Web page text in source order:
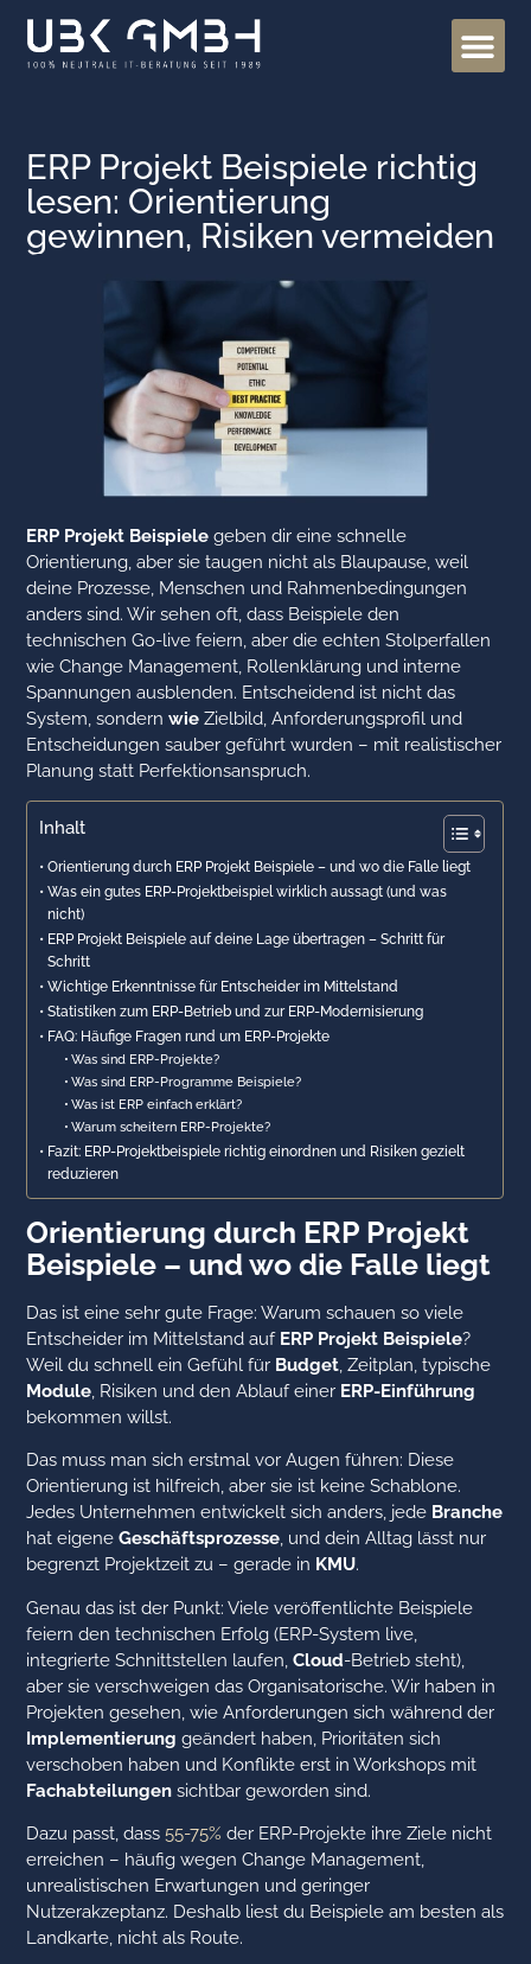
ERP Projekt Beispiele richtig
lesen: Orientierung
gewinnen, Risiken vermeiden
ERP Projekt Beispiele geben dir eine schnelle
Orientierung, aber sie taugen nicht als Blaupause, weil
deine Prozesse, Menschen und Rahmenbedingungen
anders sind. Wir sehen oft, dass Beispiele den
technischen Go-live feiern, aber die echten Stolperfallen
wie Change Management, Rollenklärung und interne
Spannungen ausblenden. Entscheidend ist nicht das
System, sondernwie Zielbild, Anforderungsprofil und
Entscheidungen sauber geführt wurden – mit realistischer
Planung statt Perfektionsanspruch.
Inhalt
Orientierung durch ERP Projekt Beispiele – und wo die Falle liegt
Was ein gutes ERP-Projektbeispiel wirklich aussagt (und was
nicht)
ERP Projekt Beispiele auf deine Lage übertragen – Schritt für
Schritt
Wichtige Erkenntnisse für Entscheider im Mittelstand
Statistiken zum ERP-Betrieb und zur ERP-Modernisierung
FAQ: Häufige Fragen rund um ERP-Projekte
Was sind ERP-Projekte?
Was sind ERP-Programme Beispiele?
Was ist ERP einfach erklärt?
Warum scheitern ERP-Projekte?
Fazit: ERP-Projektbeispiele richtig einordnen und Risiken gezielt
reduzieren
Orientierung durch ERP Projekt
Beispiele – und wo die Falle liegt
Das ist eine sehr gute Frage: Warum schauen so viele
Entscheider im Mittelstand auf ERP Projekt Beispiele?
Weil du schnell ein Gefühl für Budget, Zeitplan, typische
Module, Risiken und den Ablauf einer ERP-Einführung
bekommen willst.
Das muss man sich erstmal vor Augen führen: Diese
Orientierung ist hilfreich, aber sie ist keine Schablone.
Jedes Unternehmen entwickelt sich anders, jede Branche
hat eigeneGeschäftsprozesse, und dein Alltag lässt nur
begrenzt Projektzeit zu – gerade in KMU.
Genau das ist der Punkt: Viele veröffentlichte Beispiele
feiern den technischen Erfolg (ERP-System live,
integrierte Schnittstellen laufen,Cloud-Betrieb steht),
aber sie verschweigen das Organisatorische. Wir haben in
Projekten gesehen, wie Anforderungen sich während der
Implementierung geändert haben, Prioritäten sich
verschoben haben und Konflikte erst in Workshops mit
Fachabteilungen sichtbar geworden sind.
Dazu passt, dass55-75% der ERP-Projekte ihre Ziele nicht
erreichen – häufig wegen Change Management,
unrealistischen Erwartungen und geringer
Nutzerakzeptanz. Deshalb liest du Beispiele am besten als
Landkarte, nicht als Route.